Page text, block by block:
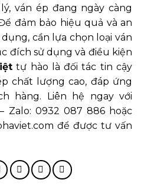
ván ép đang ngày càng
đảm bảo hiệu quả và an
cần lựa chọn loại ván
đích sử dụng và điều kiện
tự hào là đối tác tin cậy
chất lượng cao, đáp ứng
hàng. Liên hệ ngay với
Zalo: 0932 087 886 hoặc
để được tư vấn